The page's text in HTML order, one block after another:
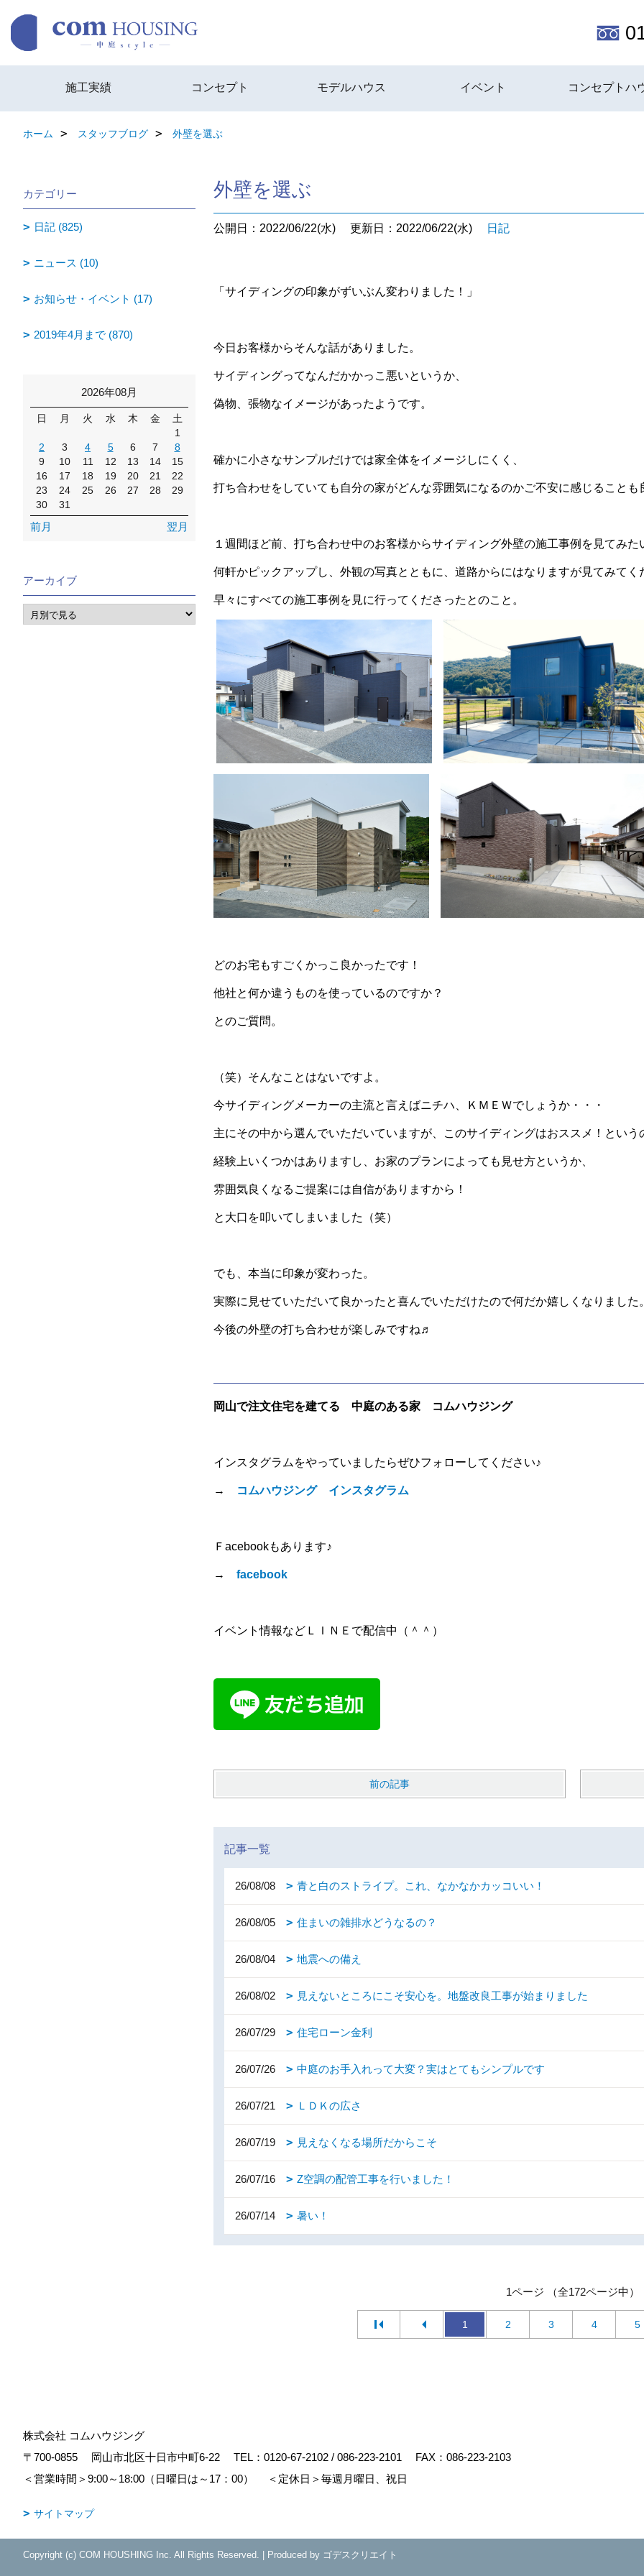
施工実績 コンセプト モデルハウス イベント コンセプトハ
ホーム スタッフブログ 外壁を選ぶ
外壁を選ぶ
公開日：2022/06/22(水) 更新日：2022/06/22(水) 日記
「サイディングの印象がずいぶん変わりました！」
今日お客様からそんな話がありました。
サイディングってなんだかかっこ悪いというか、
偽物、張物なイメージがあったようです。
確かに小さなサンプルだけでは家全体をイメージしにくく、
打ち合わせをしていても自分の家がどんな雰囲気になるのかご不安に感じることも
１週間ほど前、打ち合わせ中のお客様からサイディング外壁の施工事例を見てみ
何軒かピックアップし、外観の写真とともに、道路からにはなりますが見てみて
早々にすべての施工事例を見に行ってくださったとのこと。
どのお宅もすごくかっこ良かったです！
他社と何か違うものを使っているのですか？
とのご質問。
（笑）そんなことはないですよ。
今サイディングメーカーの主流と言えばニチハ、ＫＭＥＷでしょうか・・・
主にその中から選んでいただいていますが、このサイディングはおススメ！という
経験上いくつかはありますし、お家のプランによっても見せ方というか、
雰囲気良くなるご提案には自信がありますから！
と大口を叩いてしまいました（笑）
でも、本当に印象が変わった。
実際に見せていただいて良かったと喜んでいただけたので何だか嬉しくなりました
今後の外壁の打ち合わせが楽しみですね♬
岡山で注文住宅を建てる 中庭のある家 コムハウジング
インスタグラムをやっていましたらぜひフォローしてください♪
→ コムハウジング インスタグラム
Ｆacebookもあります♪
→ facebook
イベント情報などＬＩＮＥで配信中（＾＾）
前の記事
記事一覧
26/08/08 青と白のストライプ。これ、なかなかカッコいい！
26/08/05 住まいの雑排水どうなるの？
26/08/04 地震への備え
26/08/02 見えないところにこそ安心を。地盤改良工事が始まりました
26/07/29 住宅ローン金利
26/07/26 中庭のお手入れって大変？実はとてもシンプルです
26/07/21 ＬＤＫの広さ
26/07/19 見えなくなる場所だからこそ
26/07/16 Z空調の配管工事を行いました！
26/07/14 暑い！
1ページ （全172ページ中）
1 2 3 4 5
カテゴリー
日記 (825)
ニュース (10)
お知らせ・イベント (17)
2019年4月まで (870)
2026年08月
日 月 火 水 木 金
土
1
2
3 4 5 6 7
8
9
10 11 12 13 14
15
16
17 18 19 20 21
22
23
24 25 26 27 28
29
30
31
前月 翌月
アーカイブ
株式会社 コムハウジング
〒700-0855
岡山市北区十日市中町6-22 TEL： 0120-67-2102 / 086-223-2101
FAX：086-223-2103
＜営業時間＞9:00～18:00（日曜日は～17：00）
＜定休日＞毎週月曜日、祝日
サイトマップ
Copyright (c) COM HOUSHING Inc. All Rights Reserved. Produced by ゴデスクリエイト